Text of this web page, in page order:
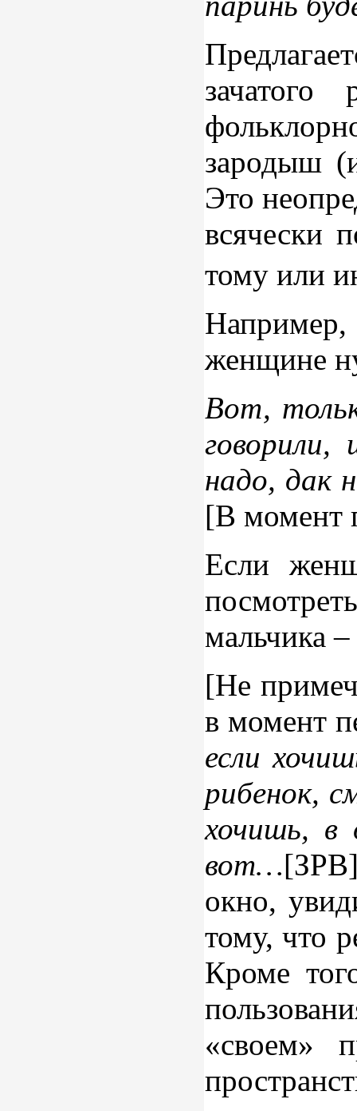
зародыш
Это
всячески
тому или
женщине
Вот,
надо, дак
[В момент
Если
мальчика
[Не
в момент
если
рибенок,
хочишь, в
вот…
окно,
тому, что
Кроме
«своем»